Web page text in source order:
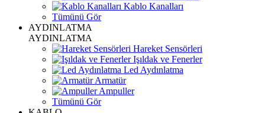
Kablo Kanalları
Tümünü Gör
AYDINLATMA
AYDINLATMA
Hareket Sensörleri
Işıldak ve Fenerler
Led Aydınlatma
Armatür
Ampuller
Tümünü Gör